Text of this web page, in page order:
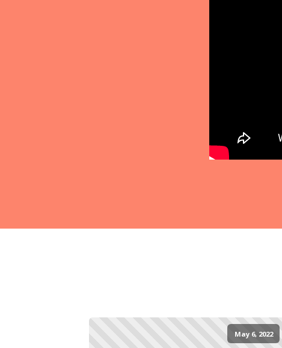
May 6, 2022